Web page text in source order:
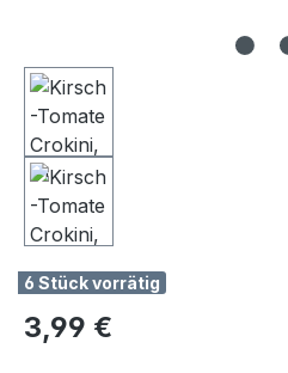
6 Stück vorrätig
Regulärer Preis:
3,99 €